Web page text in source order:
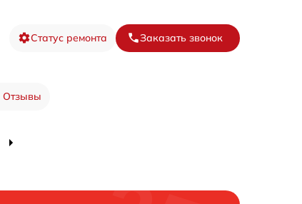
Статус ремонта Заказать звонок
Отзывы